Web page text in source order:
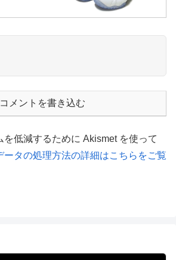
コメントを書き込む
を低減するために Akismet を使って
ータの処理方法の詳細はこちらをご覧